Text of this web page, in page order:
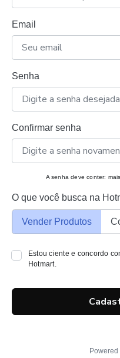
Email
Senha
Confirmar senha
A senha deve conter:
O que você busca na
Vender Produtos
Estou ciente e concordo
Hotmart.
Powered